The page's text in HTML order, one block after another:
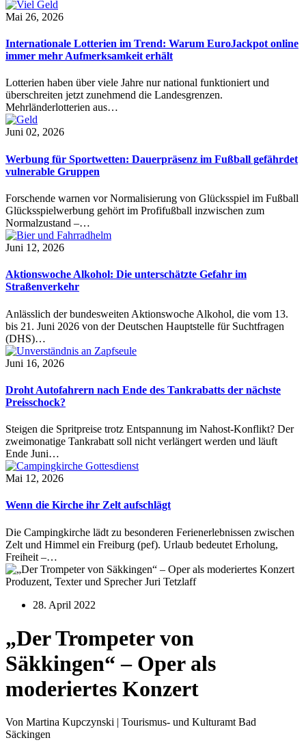
Mai 26, 2026
Internationale Lotterien im Trend: Warum EuroJackpot online
immer mehr Aufmerksamkeit erhält
Lotterien haben über viele Jahre nur national funktioniert und
überschreiten jetzt zunehmend die Landesgrenzen.
Mehrländerlotterien aus…
Juni 02, 2026
Werbung für Sportwetten: Dauerpräsenz im Fußball gefährdet
vulnerable Gruppen
Forschende warnen vor Normalisierung von Glücksspiel im Fußball
Glücksspielwerbung gehört im Profifußball inzwischen zum
Normalzustand –…
Juni 12, 2026
Aktionswoche Alkohol: Die unterschätzte Gefahr im
Straßenverkehr
Anlässlich der bundesweiten Aktionswoche Alkohol, die vom 13.
bis 21. Juni 2026 von der Deutschen Hauptstelle für Suchtfragen
(DHS)…
Juni 16, 2026
Droht Autofahrern nach Ende des Tankrabatts der nächste
Preisschock?
Steigen die Spritpreise trotz Entspannung im Nahost-Konflikt? Der
zweimonatige Tankrabatt soll nicht verlängert werden und läuft
Ende Juni…
Mai 12, 2026
Wenn die Kirche ihr Zelt aufschlägt
Die Campingkirche lädt zu besonderen Ferienerlebnissen zwischen
Zelt und Himmel ein Freiburg (pef). Urlaub bedeutet Erholung,
Freiheit –…
Produzent, Texter und Sprecher Juri Tetzlaff
28. April 2022
„Der Trompeter von
Säkkingen“ – Oper als
moderiertes Konzert
Von Martina Kupczynski | Tourismus- und Kulturamt Bad
Säckingen